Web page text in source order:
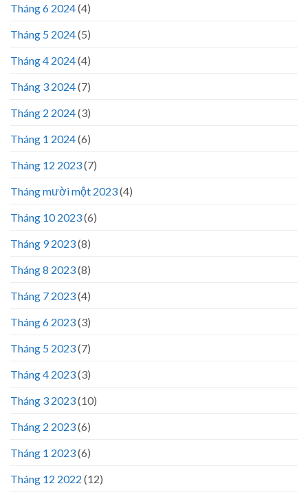
Tháng 6 2024(4)
Tháng 5 2024(5)
Tháng 4 2024(4)
Tháng 3 2024(7)
Tháng 2 2024(3)
Tháng 1 2024(6)
Tháng 12 2023(7)
Tháng mười một 2023(4)
Tháng 10 2023(6)
Tháng 9 2023(8)
Tháng 8 2023(8)
Tháng 7 2023(4)
Tháng 6 2023(3)
Tháng 5 2023(7)
Tháng 4 2023(3)
Tháng 3 2023(10)
Tháng 2 2023(6)
Tháng 1 2023(6)
Tháng 12 2022 (12)